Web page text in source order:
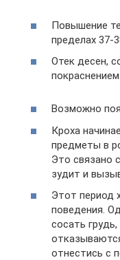
Повышение
пределах 37-
Отек десен,
покраснением.
Возможно
Кроха
предметы в
Это связано
зудит и
Этот период
поведения.
сосать
отнестись с